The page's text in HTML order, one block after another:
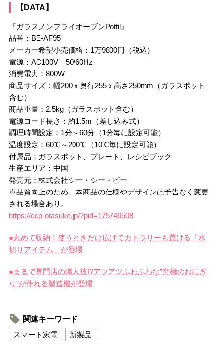
【DATA】
『ガラスノンフライオーブンPottil』
品番：BE-AF95
メーカー希望小売価格：1万9800円（税込）
電源：AC100V 50/60Hz
消費電力：800W
商品サイズ：幅200ｘ奥行255ｘ高さ250mm（ガラスポット
含む）
商品重量：2.5kg（ガラスポット含む）
電源コード長さ：約1.5m（差し込み式）
調理時間設定：1分～60分（1分毎に設定可能）
温度設定：60℃～200℃（10℃毎に設定可能）
付属品：ガラスポット、プレート、レシピブック
生産エリア：中国
発売元：株式会社シー・シー・ピー
※品質向上のため、本商品の仕様やデザインは予告なく変更
される場合あり。
https://ccp-otasuke.jp/?pid=175746508
●丸めて収納！使うときだけ広げてカトラリーも置ける「水
切りアイテム」が登場
●まるで専門店の職人技!?アツアツふわふわな”究極のおにぎ
り”が作れる製造機が登場
関連キーワード
スマート家電
新製品